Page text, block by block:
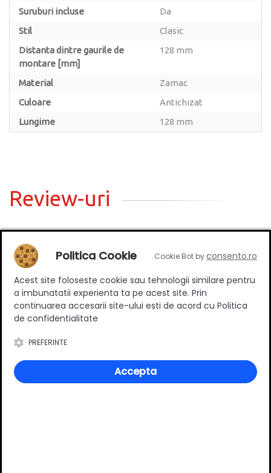
Suruburi incluse
Da
Stil
Clasic
Distanta dintre gaurile de
montare [mm]
128 mm
Material
Zamac
Culoare
Antichizat
Lungime
128 mm
Review-uri
Deții sau ai utilizat produsul?
Spune-ți părerea acordând o nota produsului
Adaugă un review
Ratingul general al produsului
Politica Cookie Cookie Bot byconsento.ro
Acest site foloseste cookie sau tehnologii similare pentru
a imbunatatii experienta ta pe acest site. Prin
continuarea accesarii site-ului esti de acord cu Politica
de confidentialitate
PREFERINTE
Accepta